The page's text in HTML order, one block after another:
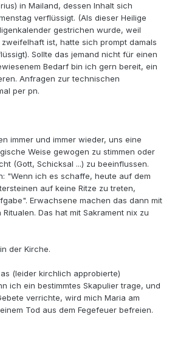
in Mailand, dessen Inhalt sich
verflüssigt. (Als dieser Heilige
gestrichen wurde, weil
ist, hatte sich prompt damals
Sollte das jemand nicht für einen
Bedarf bin ich gern bereit, ein
Anfragen zur technischen
per pn.
immer und immer wieder, uns eine
Weise gewogen zu stimmen oder
(Gott, Schicksal ...) zu beeinflussen.
"Wenn ich es schaffe, heute auf dem
auf keine Ritze zu treten,
Erwachsene machen das dann mit
Das hat mit Sakrament nix zu
der Kirche.
(leider kirchlich approbierte)
ich ein bestimmtes Skapulier trage, und
verrichte, wird mich Maria am
Tod aus dem Fegefeuer befreien.